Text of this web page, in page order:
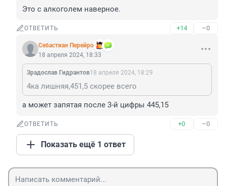
Это с алкоголем наверное.
ОТВЕТИТЬ +14 –0
Себастиан Перейро
18 апреля 2024, 18:33
Зрадослав Гидрантов18 апреля 2024, 18:29
4ка лишняя,451,5 скорее всего
а может запятая после 3-й цифры 445,15
ОТВЕТИТЬ +0 –0
Показать ещё 1 ответ